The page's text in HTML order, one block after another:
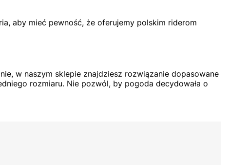
aby mieć pewność, że oferujemy polskim riderom
w naszym sklepie znajdziesz rozwiązanie dopasowane
rozmiaru. Nie pozwól, by pogoda decydowała o